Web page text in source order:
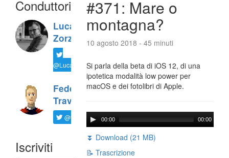
Conduttori
Luca
Zorzi
@LucaTNT
Federico
Travaini
@ftrava
Iscriviti
#371: Mare o
montagna?
10 agosto 2018 - 45 minuti
Si parla della beta di iOS 12, di una
ipotetica modalità low power per
macOS e dei fotolibri di Apple.
00:00 00:00
⏬ Download (21 MB)
📝 Trascrizione